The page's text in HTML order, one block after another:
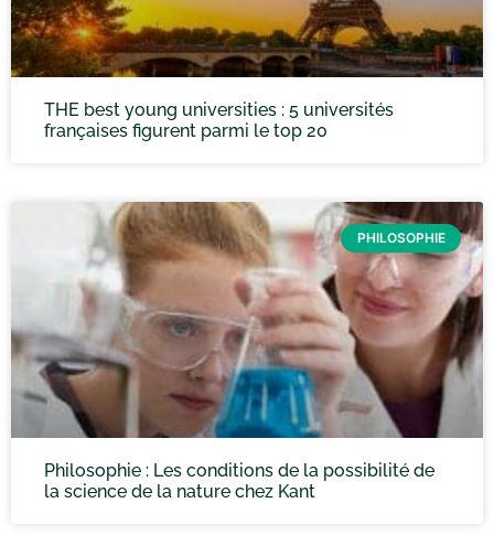
THE best young universities : 5 universités
françaises figurent parmi le top 20
PHILOSOPHIE
Philosophie : Les conditions de la possibilité de
la science de la nature chez Kant